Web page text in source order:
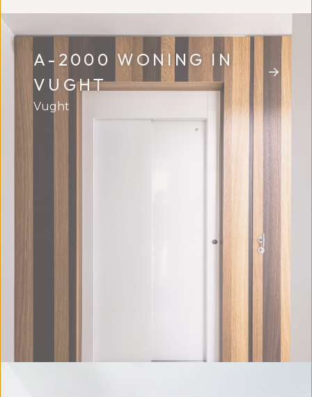
A-2000 WONING IN
VUGHT
Vught